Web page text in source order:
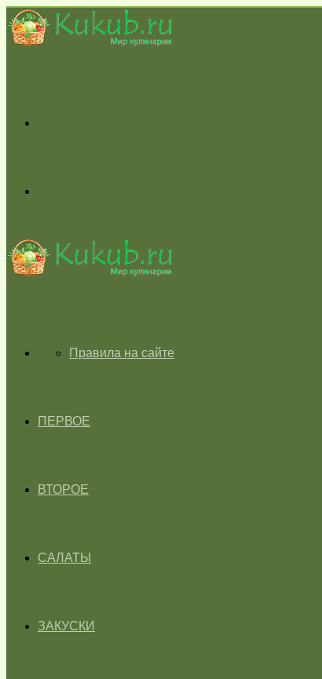
skin
ГЛАВНАЯПравила на сайте
ПЕРВОЕ
ВТОРОЕ
САЛАТЫ
ЗАКУСКИ